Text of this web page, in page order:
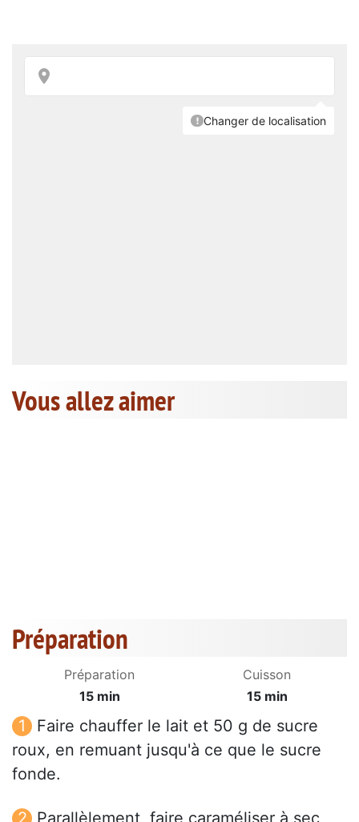
Vous allez aimer
Préparation
Préparation
15 min
Cuisson
15 min
Faire chauffer le lait et 50 g de sucre
roux, en remuant jusqu'à ce que le sucre
fonde.